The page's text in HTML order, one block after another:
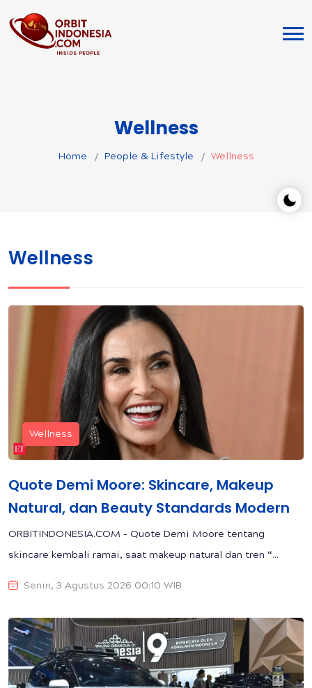
Wellness
Home People & Lifestyle Wellness
Wellness
Wellness
Quote Demi Moore: Skincare, Makeup
Natural, dan Beauty Standards Modern
ORBITINDONESIA.COM – Quote Demi Moore tentang
skincare kembali ramai, saat makeup natural dan tren “...
Senin, 3 Agustus 2026 00:10 WIB